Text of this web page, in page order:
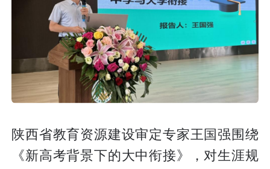
陕西省教育资源建设审定专家王国强围绕
《新高考背景下的大中衔接》，对生涯规